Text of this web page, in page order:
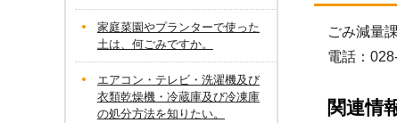
ごみ減量
電話：
関連情
家庭菜園やプランターで使った
土は、何ごみですか。
エアコン・テレビ・洗濯機及び
衣類乾燥機・冷蔵庫及び冷凍庫
の処分方法を知りたい。